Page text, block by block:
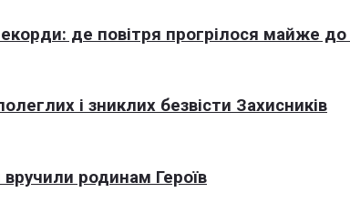
де повітря прогрілося майже до
і зниклих безвісти Захисників
родинам Героїв